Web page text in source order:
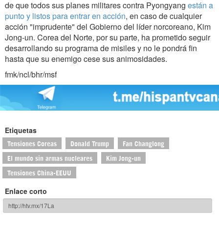
de que todos sus planes militares contra Pyongyang están a
punto y listos para entrar en acción, en caso de cualquier
acción "imprudente" del Gobierno del líder norcoreano, Kim
Jong-un. Corea del Norte, por su parte, ha prometido seguir
desarrollando su programa de misiles y no le pondrá fin
hasta que su enemigo cese sus animosidades.
fmk/ncl/bhr/msf
Etiquetas
Tensiones Coreas Donald Trump Fan Changlong
El mundo sin armas nucleares Kim Jong-un
Tensiones China-EEUU
Enlace corto